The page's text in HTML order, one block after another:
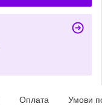
Оплата Умови